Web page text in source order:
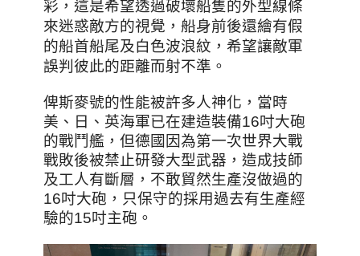
彩 ，這是希望透過破壞船隻的外型線條
來迷惑敵方的視覺 ，船身前後還繪有假
的船首船尾及白色波浪紋 ，希望讓敵軍
誤判彼此的距離而射不準 。
俾斯麥號的性能被許多人神化，當時
美、日、英海軍已在建造裝備16吋大砲
的戰鬥艦，但德國因為第一次世界大戰
戰敗後被禁止研發大型武器，造成技師
及工人有斷層，不敢貿然生產沒做過的
16吋大砲，只保守的採用過去有生產經
驗的15吋主砲。